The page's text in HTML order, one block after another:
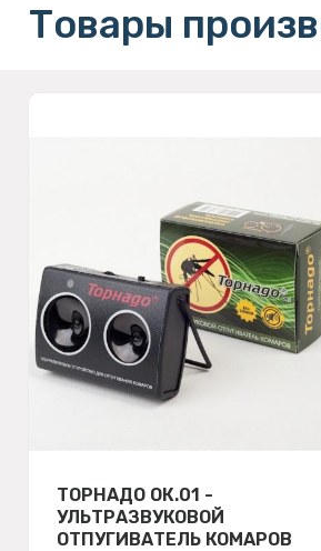
Товары
ТОРНАДО ОК.01 -
УЛЬТРАЗВУКОВОЙ
ОТПУГИВАТЕЛЬ КОМАРОВ